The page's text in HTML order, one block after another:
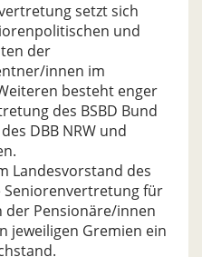
setzt sich
und
der
innen im
besteht enger
des BSBD Bund
DBB NRW und
Landesvorstand des
Seniorenvertretung für
der Pensionäre/innen
jeweiligen Gremien ein